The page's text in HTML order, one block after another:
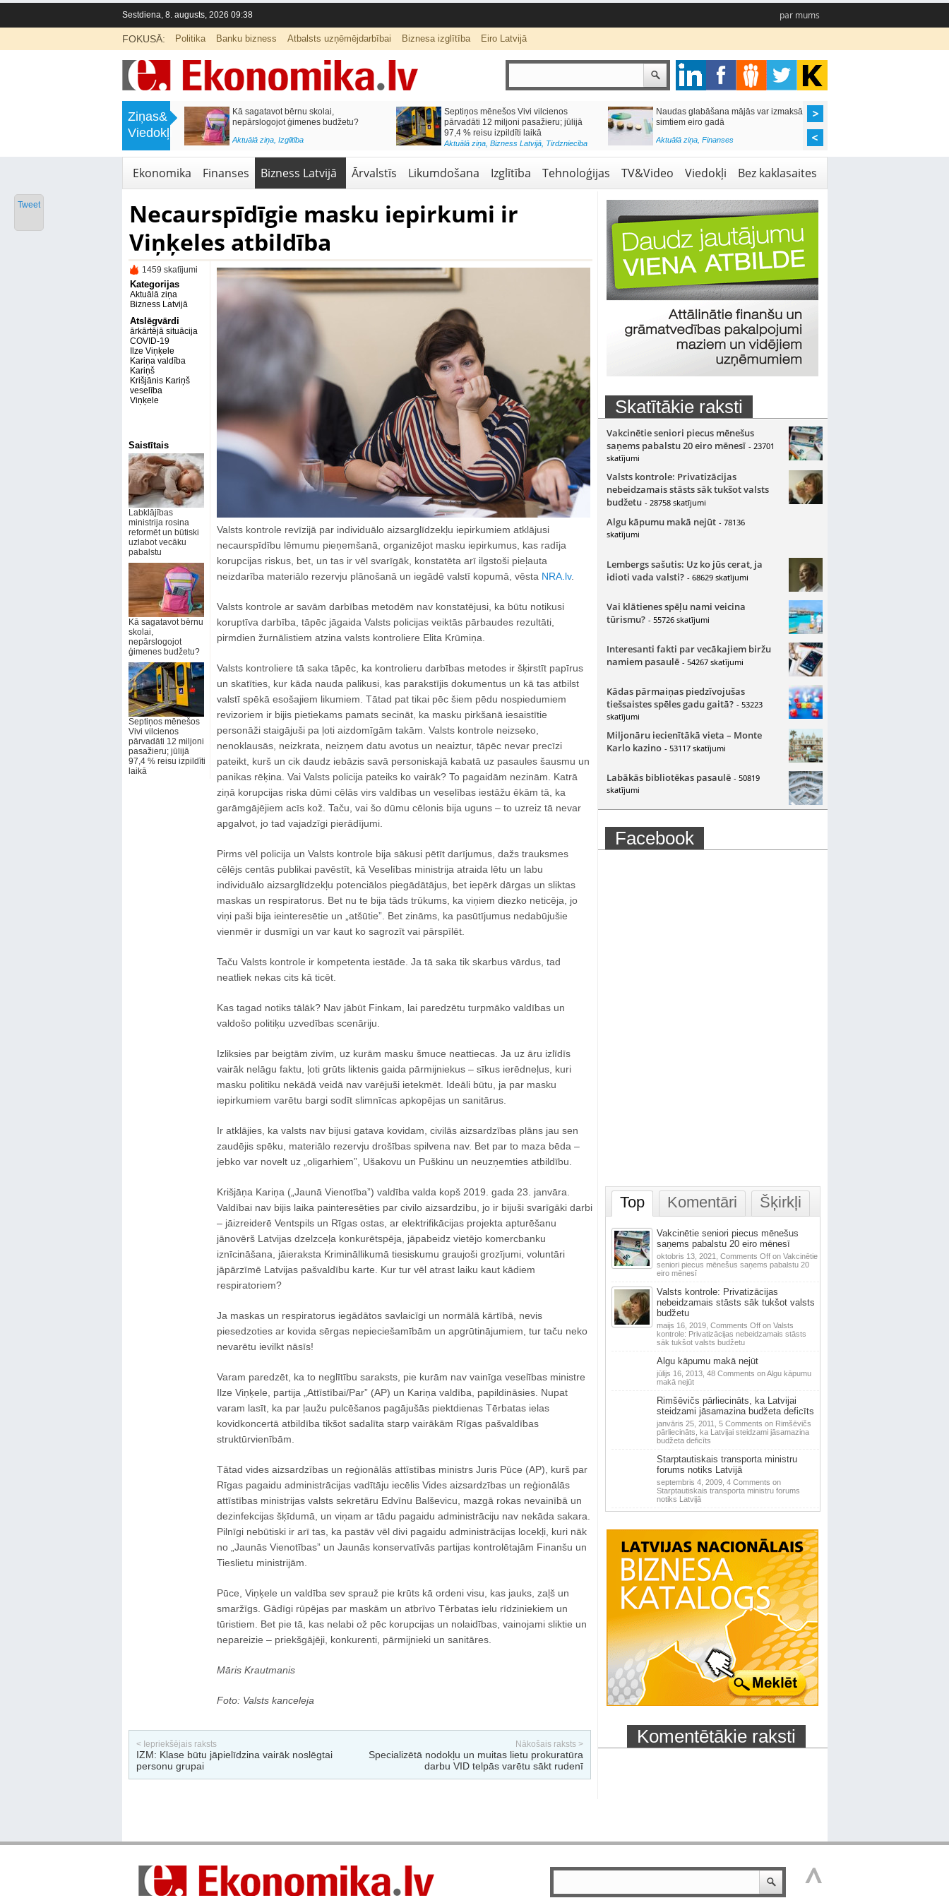
Sestdiena, 8. augusts, 2026 09:38 par mums
FOKUSĀ: Politika Banku bizness Atbalsts uzņēmējdarbībai Biznesa izglītība Eiro Latvijā
Ziņas&
Viedokļi
Labklājības ministrija rosina reformēt
un būtiski uzlabot vecāku pabalstu
Kā sagatavot bērnu skolai,
nepārslogojot ģimenes budžetu?
Aktuālā ziņa, Izglītība
Septiņos mēnešos Vivi vilcienos
pārvadāti 12 miljoni pasažieru; jūlijā
97,4 % reisu izpildīti laikā
Aktuālā ziņa, Bizness Latvijā, Tirdzniecība
Naudas glabāšana mājās var izmaksāt
simtiem eiro gadā
Aktuālā ziņa, Finanses
Ekonomika Finanses Bizness Latvijā Ārvalstīs Likumdošana Izglītība Tehnoloģijas TV&Video Viedokļi Bez kaklasaites
Necaurspīdīgie masku iepirkumi ir
Viņķeles atbildība
1459 skatījumi
Kategorijas
Aktuālā ziņa
Bizness Latvijā
Atslēgvārdi
ārkārtējā situācija
COVID-19
Ilze Viņķele
Kariņa valdība
Kariņš
Krišjānis Kariņš
veselība
Viņķele
Saistītais
Labklājības
ministrija rosina
reformēt un būtiski
uzlabot vecāku
pabalstu
Kā sagatavot bērnu
skolai,
nepārslogojot
ģimenes budžetu?
Septiņos mēnešos
Vivi vilcienos
pārvadāti 12 miljoni
pasažieru; jūlijā
97,4 % reisu izpildīti
laikā
Valsts kontrole revīzijā par individuālo aizsarglīdzekļu iepirkumiem atklājusi
necaurspīdību lēmumu pieņemšanā, organizējot masku iepirkumus, kas radīja
korupcijas riskus, bet, un tas ir vēl svarīgāk, konstatēta arī ilgstoši pieļauta
neizdarība materiālo rezervju plānošanā un iegādē valstī kopumā, vēsta NRA.lv.
Valsts kontrole ar savām darbības metodēm nav konstatējusi, ka būtu notikusi
koruptīva darbība, tāpēc jāgaida Valsts policijas veiktās pārbaudes rezultāti,
pirmdien žurnālistiem atzina valsts kontroliere Elita Krūmiņa.
Valsts kontroliere tā saka tāpēc, ka kontrolieru darbības metodes ir šķirstīt papīrus
un skatīties, kur kāda nauda palikusi, kas parakstījis dokumentus un kā tas atbilst
valstī spēkā esošajiem likumiem. Tātad pat tikai pēc šiem pēdu nospiedumiem
revizoriem ir bijis pietiekams pamats secināt, ka masku pirkšanā iesaistītie
personāži staigājuši pa ļoti aizdomīgām takām. Valsts kontrole neizseko,
nenoklausās, neizkrata, neizņem datu avotus un neaiztur, tāpēc nevar precīzi
pateikt, kurš un cik daudz iebāzis savā personiskajā kabatā uz pasaules šausmu un
panikas rēķina. Vai Valsts policija pateiks ko vairāk? To pagaidām nezinām. Katrā
ziņā korupcijas riska dūmi cēlās virs valdības un veselības iestāžu ēkām tā, ka
garāmgājējiem acīs kož. Taču, vai šo dūmu cēlonis bija uguns – to uzreiz tā nevar
apgalvot, jo tad vajadzīgi pierādījumi.
Pirms vēl policija un Valsts kontrole bija sākusi pētīt darījumus, dažs trauksmes
cēlējs centās publikai pavēstīt, kā Veselības ministrija atraida lētu un labu
individuālo aizsarglīdzekļu potenciālos piegādātājus, bet iepērk dārgas un sliktas
maskas un respiratorus. Bet nu te bija tāds trūkums, ka viņiem diezko neticēja, jo
viņi paši bija ieinteresētie un „atšūtie”. Bet zināms, ka pasūtījumus nedabūjušie
vienmēr ir dusmīgi un var kaut ko sagrozīt vai pārspīlēt.
Taču Valsts kontrole ir kompetenta iestāde. Ja tā saka tik skarbus vārdus, tad
neatliek nekas cits kā ticēt.
Kas tagad notiks tālāk? Nav jābūt Finkam, lai paredzētu turpmāko valdības un
valdošo politiķu uzvedības scenāriju.
Izliksies par beigtām zivīm, uz kurām masku šmuce neattiecas. Ja uz āru izlīdīs
vairāk nelāgu faktu, ļoti grūts liktenis gaida pārmijniekus – sīkus ierēdneļus, kuri
masku politiku nekādā veidā nav varējuši ietekmēt. Ideāli būtu, ja par masku
iepirkumiem varētu bargi sodīt slimnīcas apkopējas un sanitārus.
Ir atklājies, ka valsts nav bijusi gatava kovidam, civilās aizsardzības plāns jau sen
zaudējis spēku, materiālo rezervju drošības spilvena nav. Bet par to maza bēda ‒
jebko var novelt uz „oligarhiem”, Ušakovu un Puškinu un neuzņemties atbildību.
Krišjāņa Kariņa („Jaunā Vienotība”) valdība valda kopš 2019. gada 23. janvāra.
Valdībai nav bijis laika painteresēties par civilo aizsardzību, jo ir bijuši svarīgāki darbi
– jāizreiderē Ventspils un Rīgas ostas, ar elektrifikācijas projekta apturēšanu
jānovērš Latvijas dzelzceļa konkurētspēja, jāpabeidz vietējo komercbanku
iznīcināšana, jāieraksta Krimināllikumā tiesiskumu graujoši grozījumi, voluntāri
jāpārzīmē Latvijas pašvaldību karte. Kur tur vēl atrast laiku kaut kādiem
respiratoriem?
Ja maskas un respiratorus iegādātos savlaicīgi un normālā kārtībā, nevis
piesedzoties ar kovida sērgas nepieciešamībām un apgrūtinājumiem, tur taču neko
nevarētu ievilkt nāsīs!
Varam paredzēt, ka to neglītību saraksts, pie kurām nav vainīga veselības ministre
Ilze Viņķele, partija „Attīstībai/Par” (AP) un Kariņa valdība, papildināsies. Nupat
varam lasīt, ka par ļaužu pulcēšanos pagājušās piektdienas Tērbatas ielas
kovidkoncertā atbildība tikšot sadalīta starp vairākām Rīgas pašvaldības
struktūrvienībām.
Tātad vides aizsardzības un reģionālās attīstības ministrs Juris Pūce (AP), kurš par
Rīgas pagaidu administrācijas vadītāju iecēlis Vides aizsardzības un reģionālās
attīstības ministrijas valsts sekretāru Edvīnu Balševicu, mazgā rokas nevainībā un
dezinfekcijas šķīdumā, un viņam ar tādu pagaidu administrāciju nav nekāda sakara.
Pilnīgi nebūtiski ir arī tas, ka pastāv vēl divi pagaidu administrācijas locekļi, kuri nāk
no „Jaunās Vienotības” un Jaunās konservatīvās partijas kontrolētajām Finanšu un
Tieslietu ministrijām.
Pūce, Viņķele un valdība sev sprauž pie krūts kā ordeni visu, kas jauks, zaļš un
smaržīgs. Gādīgi rūpējas par maskām un atbrīvo Tērbatas ielu rīdziniekiem un
tūristiem. Bet pie tā, kas nelabi ož pēc korupcijas un nolaidības, vainojami sliktie un
nepareizie – priekšgājēji, konkurenti, pārmijnieki un sanitāres.
Māris Krautmanis
Foto: Valsts kanceleja
< Iepriekšējais raksts
IZM: Klase būtu jāpielīdzina vairāk noslēgtai
personu grupai
Nākošais raksts >
Specializētā nodokļu un muitas lietu prokuratūra
darbu VID telpās varētu sākt rudenī
Skatītākie raksti
Vakcinētie seniori piecus mēnešus
saņems pabalstu 20 eiro mēnesī - 23701
skatījumi
Valsts kontrole: Privatizācijas
nebeidzamais stāsts sāk tukšot valsts
budžetu - 28758 skatījumi
Algu kāpumu makā nejūt - 78136
skatījumi
Lembergs sašutis: Uz ko jūs cerat, ja
idioti vada valsti? - 68629 skatījumi
Vai klātienes spēļu nami veicina
tūrismu? - 55726 skatījumi
Interesanti fakti par vecākajiem biržu
namiem pasaulē - 54267 skatījumi
Kādas pārmaiņas piedzīvojušas
tiešsaistes spēles gadu gaitā? - 53223
skatījumi
Miljonāru iecienītākā vieta – Monte
Karlo kazino - 53117 skatījumi
Labākās bibliotēkas pasaulē - 50819
skatījumi
Facebook
Top Komentāri Šķirkļi
Vakcinētie seniori piecus mēnešus
saņems pabalstu 20 eiro mēnesī
oktobris 13, 2021, Comments Offon Vakcinētie
seniori piecus mēnešus saņems pabalstu 20
eiro mēnesī
Valsts kontrole: Privatizācijas
nebeidzamais stāsts sāk tukšot valsts
budžetu
maijs 16, 2019, Comments Offon Valsts
kontrole: Privatizācijas nebeidzamais stāsts
sāk tukšot valsts budžetu
Algu kāpumu makā nejūt
jūlijs 16, 2013, 48 Comments on Algu kāpumu
makā nejūt
Rimšēvičs pārliecināts, ka Latvijai
steidzami jāsamazina budžeta deficīts
janvāris 25, 2011, 5 Comments on Rimšēvičs
pārliecināts, ka Latvijai steidzami jāsamazina
budžeta deficīts
Starptautiskais transporta ministru
forums notiks Latvijā
septembris 4, 2009, 4 Comments on
Starptautiskais transporta ministru forums
notiks Latvijā
Komentētākie raksti
Tweet